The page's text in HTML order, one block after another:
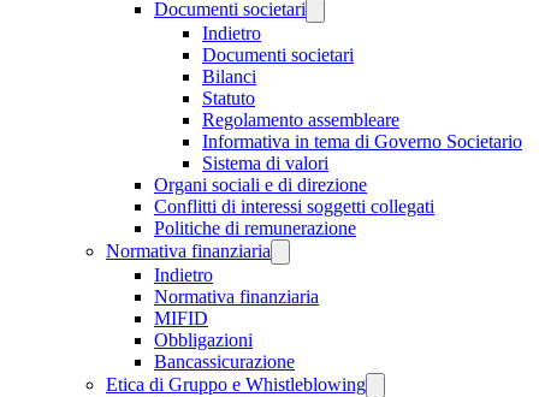
Documenti societari
Indietro
Documenti societari
Bilanci
Statuto
Regolamento assembleare
Informativa in tema di Governo Societario
Sistema di valori
Organi sociali e di direzione
Conflitti di interessi soggetti collegati
Politiche di remunerazione
Normativa finanziaria
Indietro
Normativa finanziaria
MIFID
Obbligazioni
Bancassicurazione
Etica di Gruppo e Whistleblowing